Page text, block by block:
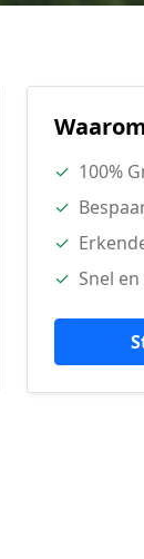
✓ 100%
✓
✓
✓ Snel